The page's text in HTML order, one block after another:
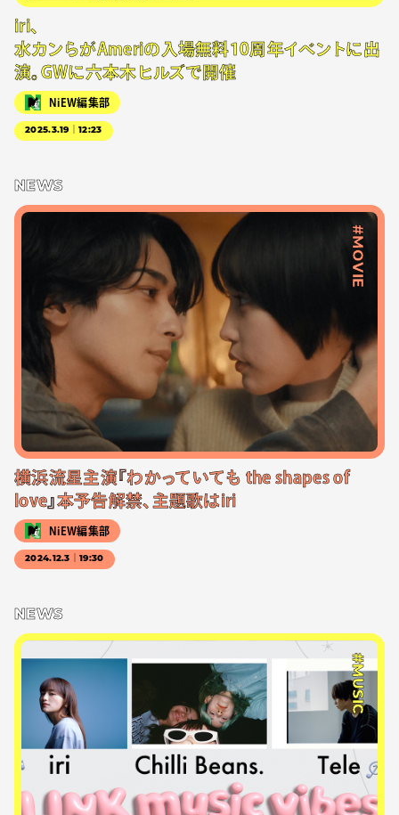
iri、
水カンらがAmeriの入場無料10周年イベントに出
演。GWに六本木ヒルズで開催
NiEW編集部
2025.3.19｜12:23
NEWS
#MOVIE
横浜流星主演『わかっていても the shapes of
love』本予告解禁、主題歌はiri
NiEW編集部
2024.12.3｜19:30
NEWS
#MUSIC